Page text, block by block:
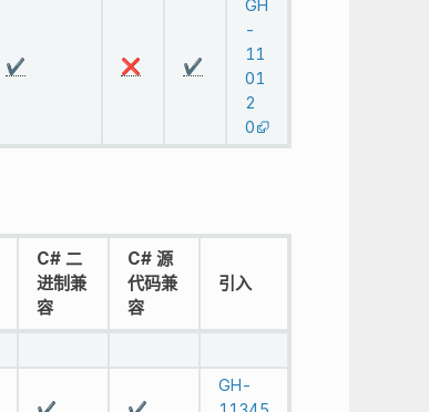
✔️ ❌ ✔️
GH
-
11
01
2
0
C# 二
进制兼
容
C# 源
代码兼
容
引入
GH-